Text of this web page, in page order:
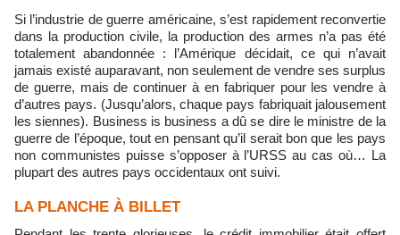
Si l’industrie de guerre américaine, s’est rapidement reconvertie
dans la production civile, la production des armes n’a pas été
totalement abandonnée : l’Amérique décidait, ce qui n’avait
jamais existé auparavant, non seulement de vendre ses surplus
de guerre, mais de continuer à en fabriquer pour les vendre à
d’autres pays. (Jusqu’alors, chaque pays fabriquait jalousement
les siennes). Business is business a dû se dire le ministre de la
guerre de l’époque, tout en pensant qu’il serait bon que les pays
non communistes puisse s’opposer à l’URSS au cas où… La
plupart des autres pays occidentaux ont suivi.
LA PLANCHE À BILLET